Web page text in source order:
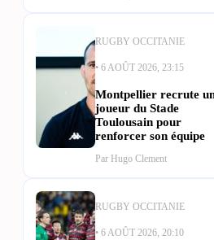
RUGBY OCCITANIE
• 6 AOÛT 2026, 23:15
Montpellier recrute
joueur du Stade
Toulousain pour
renforcer son équipe
Par Hugo Clement
RUGBY OCCITANIE
• 6 AOÛT 2026, 20:10